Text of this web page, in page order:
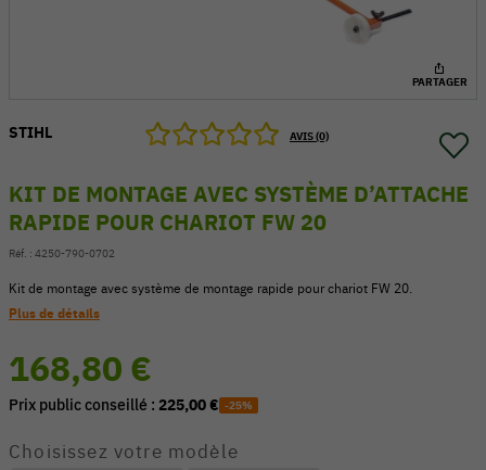
PARTAGER
STIHL AVIS (0)
KIT DE MONTAGE AVEC SYSTÈME D’ATTACHE
RAPIDE POUR CHARIOT FW 20
Réf. : 4250-790-0702
Kit de montage avec système de montage rapide pour chariot FW 20.
Plus de détails
168,80 €
Prix public conseillé : 225,00 € -25%
Choisissez votre modèle